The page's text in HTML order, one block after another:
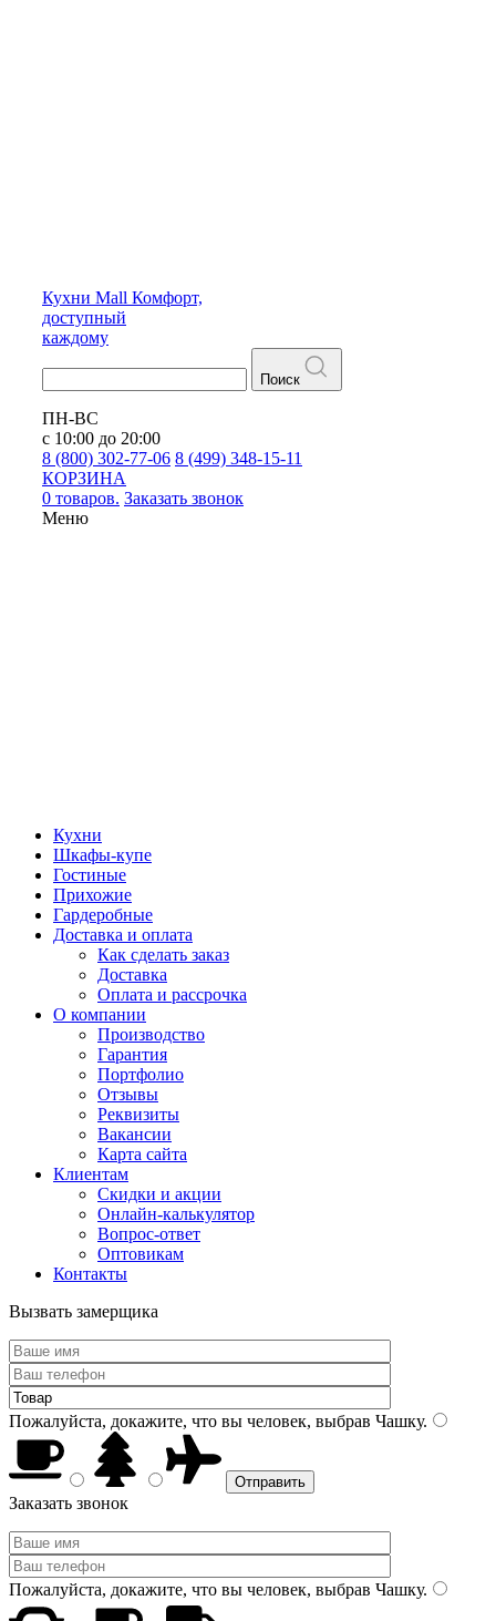
Кухни Mall Комфорт,
доступный
каждому
Поиск
ПН-ВС
с 10:00 до 20:00
8 (800) 302-77-06 8 (499) 348-15-11
КОРЗИНА
0 товаров. Заказать звонок
Меню
Кухни
Шкафы-купе
Гостиные
Прихожие
Гардеробные
Доставка и оплата
Как сделать заказ
Доставка
Оплата и рассрочка
О компании
Производство
Гарантия
Портфолио
Отзывы
Реквизиты
Вакансии
Карта сайта
Клиентам
Скидки и акции
Онлайн-калькулятор
Вопрос-ответ
Оптовикам
Контакты
Вызвать замерщика
Пожалуйста, докажите, что вы человек, выбрав Чашку.
Заказать звонок
Пожалуйста, докажите, что вы человек, выбрав Чашку.